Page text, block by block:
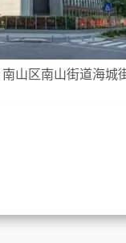
山区南山街道海城